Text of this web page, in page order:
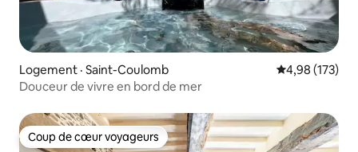
Logement · Saint-Coulomb Note
4,98 (173)
Douceur de vivre en bord de mer
Coup de cœur voyageurs
Coup de cœur voyageurs